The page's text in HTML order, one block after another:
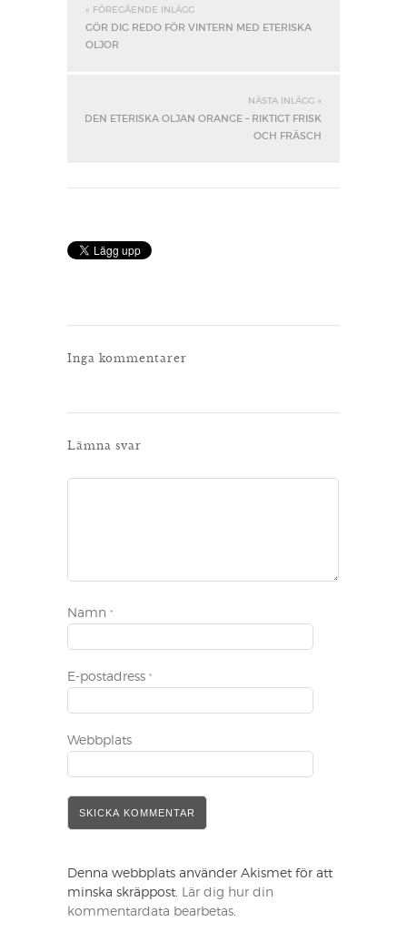
« FÖREGÅENDE INLÄGG
GÖR DIG REDO FÖR VINTERN MED ETERISKA
OLJOR
NÄSTA INLÄGG »
DEN ETERISKA OLJAN ORANGE – RIKTIGT FRISK
OCH FRÄSCH
Inga kommentarer
Lämna svar
Namn *
E-postadress *
Webbplats
Denna webbplats använder Akismet för att
minska skräppost. Lär dig hur din
kommentardata bearbetas.